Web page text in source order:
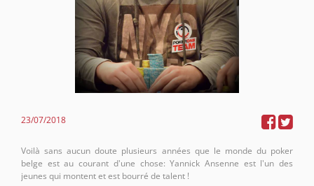
23/07/2018
Voilà sans aucun doute plusieurs années que le monde du poker
belge est au courant d'une chose: Yannick Ansenne est l'un des
jeunes qui montent et est bourré de talent !